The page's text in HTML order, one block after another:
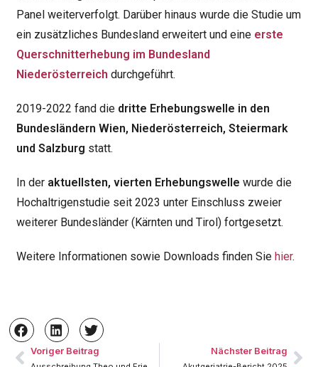
Panel weiterverfolgt. Darüber hinaus wurde die Studie um
ein zusätzliches Bundesland erweitert und eine erste
Querschnitterhebung im Bundesland
Niederösterreich durchgeführt.
2019-2022 fand die dritte Erhebungswelle in den
Bundesländern Wien, Niederösterreich, Steiermark
und Salzburg statt.
In der aktuellsten, vierten Erhebungswellewurde die
Hochaltrigenstudie seit 2023 unter Einschluss zweier
weiterer Bundesländer (Kärnten und Tirol) fortgesetzt.
Weitere Informationen sowie Downloads finden Siehier.
Voriger Beitrag Nächster Beitrag